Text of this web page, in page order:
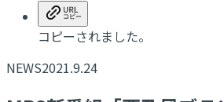
コピーされました。
NEWS2021.9.24